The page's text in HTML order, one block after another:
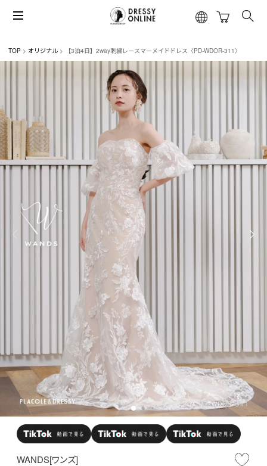
TOP オリジナル 【3泊4日】2way刺繍レースマーメイドドレス〈PD-WDOR-311〉
WANDS[ワンズ]